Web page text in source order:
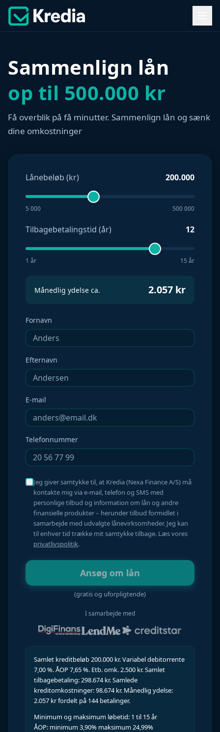
Sammenlign lån
op til 500.000 kr
Få overblik på få minutter. Sammenlign lån og sænk
dine omkostninger
Lånebeløb (kr) 200.000
5 000 500 000
Tilbagebetalingstid (år) 12
1 år 15 år
Månedlig ydelse ca. 2.057 kr
Fornavn
Efternavn
E-mail
Telefonnummer
Jeg giver samtykke til, at Kredia (Nexa Finance A/S) må
kontakte mig via e-mail, telefon og SMS med
personlige tilbud og information om lån og andre
finansielle produkter – herunder tilbud formidlet i
samarbejde med udvalgte lånevirksomheder. Jeg kan
til enhver tid trække mit samtykke tilbage. Læs vores
privatlivspolitik.
Ansøg om lån
(gratis og uforpligtende)
I samarbejde med
Samlet kreditbeløb 200.000 kr. Variabel debitorrente
7,00 %. ÅOP 7,65 %. Etb. omk. 2.500 kr. Samlet
tilbagebetaling: 298.674 kr. Samlede
kreditomkostninger: 98.674 kr. Månedlig ydelse:
2.057 kr fordelt på 144 betalinger.
Minimum og maksimum løbetid: 1 til 15 år
ÅOP: minimum 3,90% maksimum 24,99%